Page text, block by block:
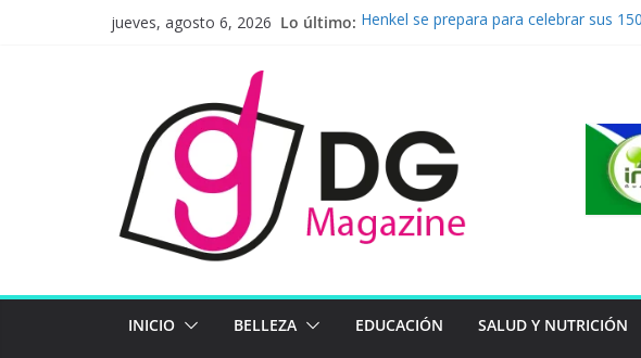
jueves, agosto 6, 2026 Lo último: Henkel se prepara para celebrar sus
BAC presenta sus resultados 2025 y
económico, ambiental y social en
Latinoamérica aporta 218 millones de
Mapfre en el primer semestre de 2026
INICIO BELLEZA EDUCACIÓN SALUD Y NUTRICIÓN